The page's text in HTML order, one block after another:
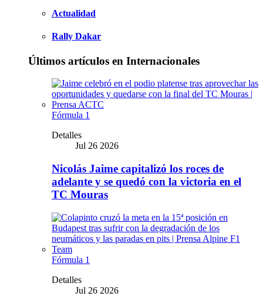
Actualidad
Rally Dakar
Últimos artículos en Internacionales
Fórmula 1
Detalles
Jul 26 2026
Nicolás Jaime capitalizó los roces de
adelante y se quedó con la victoria en el
TC Mouras
Fórmula 1
Detalles
Jul 26 2026